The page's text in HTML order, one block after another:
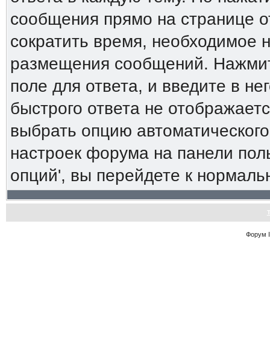
сообщения прямо на странице
сократить время, необходимое
размещения сообщений.
поле для ответа, и введите в
быстрого ответа не
выбрать опцию
настроек форума на панели
опций', вы перейдете к
Форум